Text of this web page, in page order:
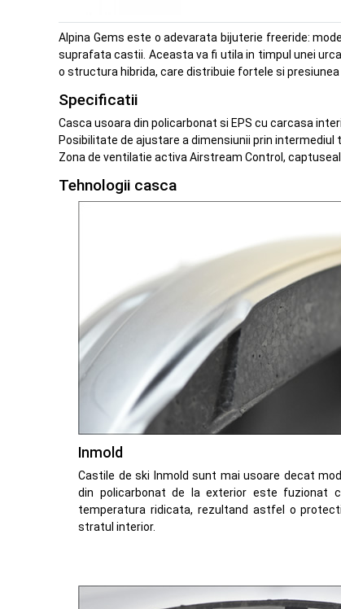
Alpina Gems este o adevarata bijuterie freeride:
suprafata castii. Aceasta va fi utila in timpul unei
o structura hibrida, care distribuie fortele si
Specificatii
Casca usoara din policarbonat si EPS cu carcasa
Posibilitate de ajustare a dimensiunii prin intermediul
Zona de ventilatie activa Airstream Control,
Tehnologii casca
Inmold
Castile de ski Inmold sunt mai usoare decat
din policarbonat de la exterior este fuzionat
temperatura ridicata, rezultand astfel o
stratul interior.